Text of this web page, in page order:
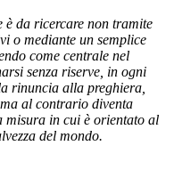
è da ricercare non tramite
o mediante un semplice
come centrale nel
senza riserve, in ogni
rinuncia alla preghiera,
al contrario diventa
misura in cui è orientato al
del mondo.